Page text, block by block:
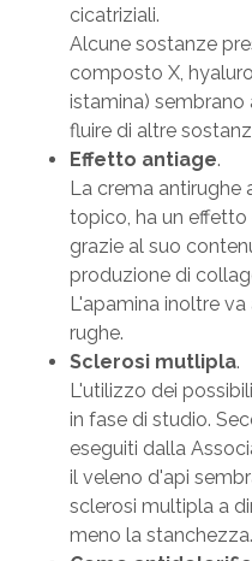
cicatriziali.
Alcune sostanze
composto X,
istamina) sembrano
fluire di altre
Effetto antiage.
La crema antirughe
topico, ha un
grazie al suo
produzione di
L'apamina inoltre
rughe.
Sclerosi mutlipla.
L'utilizzo dei
in fase di studio.
eseguiti dalla
il veleno d'api
sclerosi multipla a
meno la stanchezza.